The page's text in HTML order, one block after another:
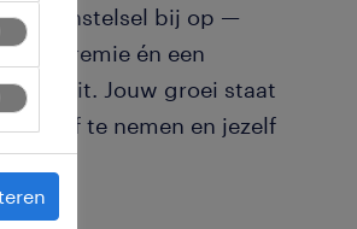
bij op —
én een
zit. Jouw groei staat
te nemen en jezelf